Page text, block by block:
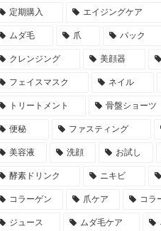
定期購入 エイジングケア
ムダ毛 爪 パック
クレンジング 美顔器
フェイスマスク ネイル
トリートメント 骨盤ショーツ
便秘 ファスティング
美容液 洗顔 お試し
酵素ドリンク ニキビ
コラーゲン 爪ケア コラ
ジュース ムダ毛ケア